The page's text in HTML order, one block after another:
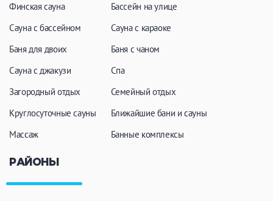
Финская сауна
Сауна с бассейном
Баня для двоих
Сауна с джакузи
Загородный отдых
Круглосуточные сауны
Массаж
Бассейн на улице
Сауна с караоке
Баня с чаном
Спа
Семейный отдых
Ближайшие бани и сауны
Банные комплексы
РАЙОНЫ